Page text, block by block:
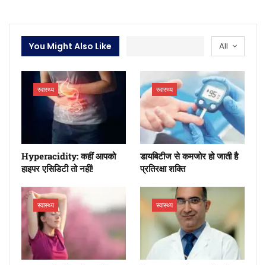
All
You Might Also Like
स्वास्थ्य
Hyperacidity: कहीं आपको
हाइपर एसिडिटी तो नहीं!
स्वास्थ्य
डायबिटीज से कमजोर हो जाती है
प्रतिरक्षा शक्ति
स्वास्थ्य स्वास्थ्य